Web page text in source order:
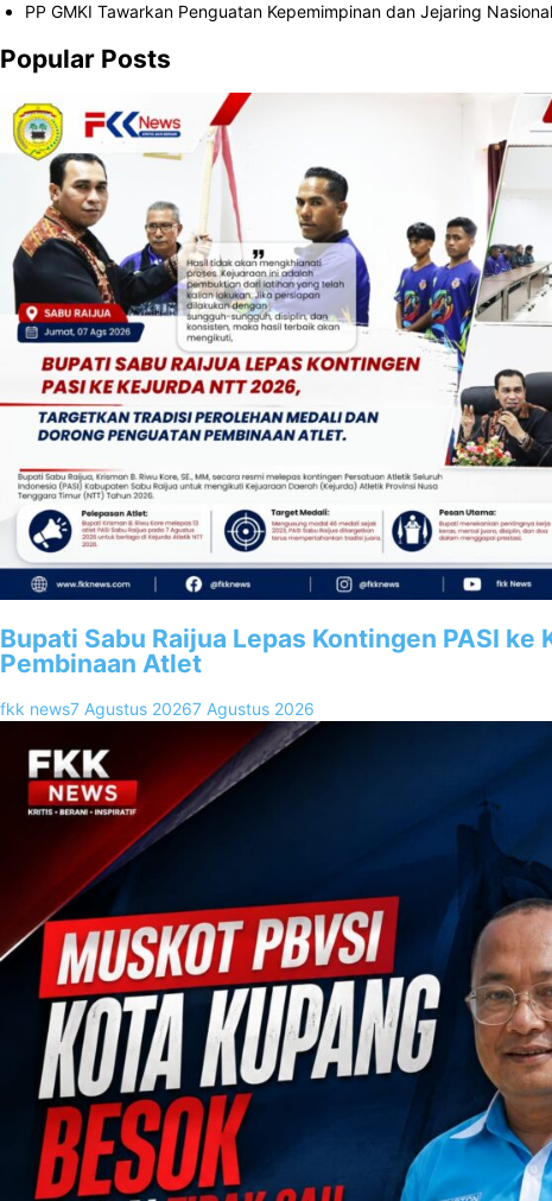
PP GMKI Tawarkan Penguatan Kepemimpinan dan Jejaring
Popular Posts
Bupati Sabu Raijua Lepas Kontingen PASI
Pembinaan Atlet
fkk news7 Agustus 20267 Agustus 2026